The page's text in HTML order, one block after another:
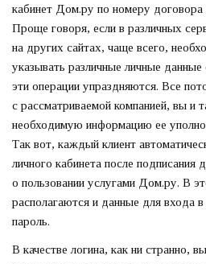
кабинет Дом.ру по номеру договора
Проще говоря, если в различных
на других сайтах, чаще всего,
указывать различные личные
эти операции упраздняются. Все
с рассматриваемой компанией, вы и
необходимую информацию ее
Так вот, каждый клиент
личного кабинета после подписания
о пользовании услугами Дом.ру. В
располагаются и данные для входа
пароль.
В качестве логина, как ни странно,